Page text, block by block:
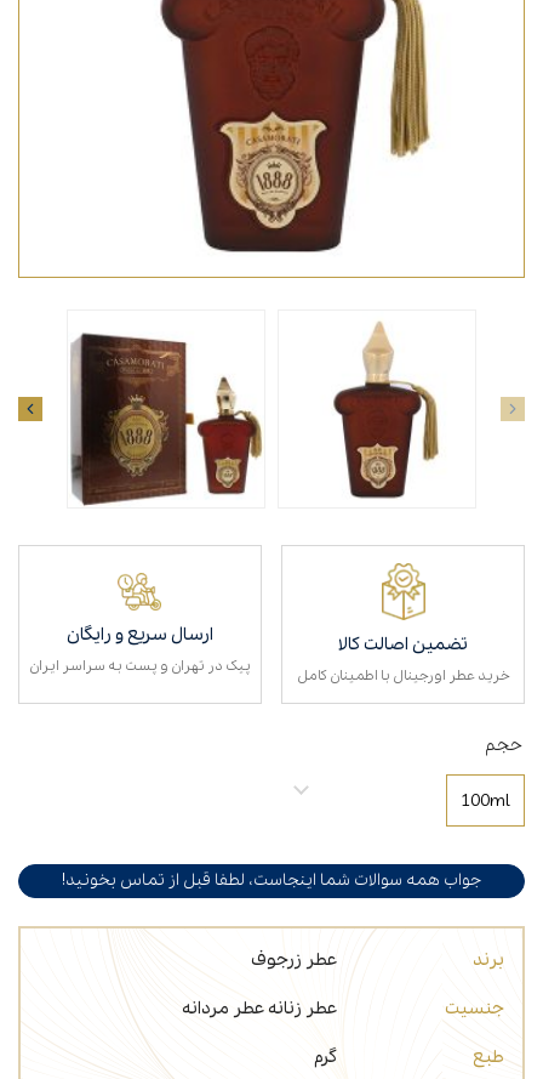
تضمین اصالت کالا
خرید عطر اورجینال با اطمینان کامل
ارسال سریع و رایگان
پیک در تهران و پست به سراسر ایران
حجم
100ml
جواب همه سوالات شما اینجاست، لطفا قبل از تماس بخونید!
برند
عطر زرجوف
جنسیت
عطر زنانهعطر مردانه
طبع
گرم